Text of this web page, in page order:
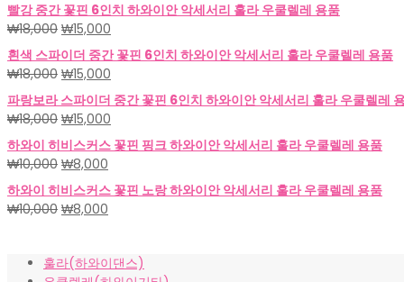
빨강 중간 꽃핀 6인치 하와이안 악세서리 훌라 우쿨렐레 용품
₩18,000 원
래
가
격:
₩18,000.
₩15,000
재
가
격:
₩15,000.
흰색 스파이더 중간 꽃핀 6인치 하와이안 악세서리 훌라 우쿨렐레 용품
₩18,000 원
래
가
격:
₩18,000.
₩15,000
재
가
격:
₩15,000.
파랑보라 스파이더 중간 꽃핀 6인치 하와이안 악세서리 훌라 우쿨렐레
₩18,000 원
래
가
격:
₩18,000.
₩15,000
재
가
₩15,000.
하와이 히비스커스 꽃핀 핑크 하와이안 악세서리 훌라 우쿨렐레 용품
₩10,000 원
래
가
격:
₩8,000
재
가
격:
하와이 히비스커스 꽃핀 노랑 하와이안 악세서리 훌라 우쿨렐레 용품
₩10,000 원
격:
₩8,000
격:
훌라(하와이댄스)